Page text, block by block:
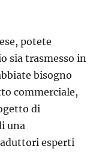
potete
sia trasmesso in
bisogno
commerciale,
di
una
esperti